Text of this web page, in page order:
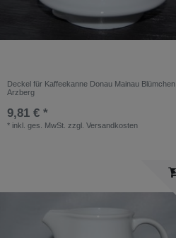
Deckel für Kaffeekanne Donau Mainau Blümchen
Arzberg
9,81 € *
* inkl. ges. MwSt. zzgl.Versandkosten